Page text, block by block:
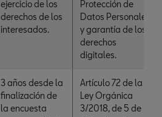
ejercicio de los
derechos de los
interesados.
Protección de
Datos Personales
y garantía de los
derechos
digitales.
3 años desde la
finalización de
la encuesta
Artículo 72 de la
Ley Orgánica
3/2018, de 5 de